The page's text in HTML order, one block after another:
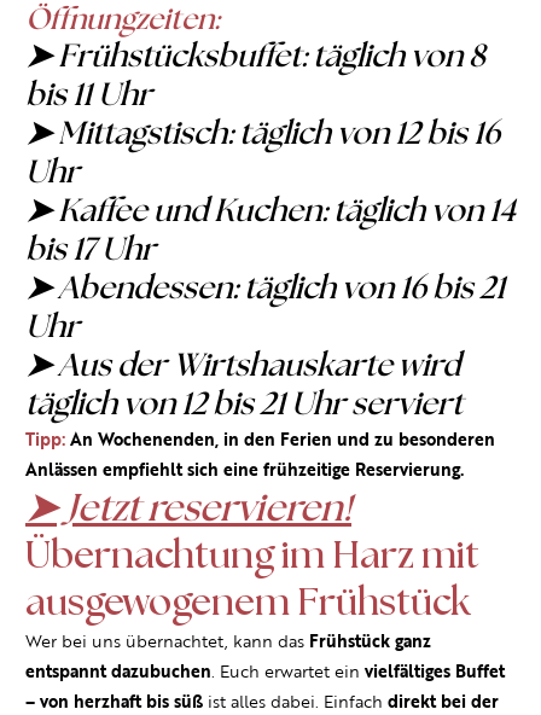
Öffnungzeiten:
➤ Frühstücksbuffet: täglich von 8
bis 11 Uhr
➤ Mittagstisch: täglich von 12 bis 16
Uhr
➤ Kaffee und Kuchen: täglich von 14
bis 17 Uhr
➤ Abendessen: täglich von 16 bis 21
Uhr
➤ Aus der Wirtshauskarte wird
täglich von 12 bis 21 Uhr serviert
Tipp: An Wochenenden, in den Ferien und zu besonderen
Anlässen empfiehlt sich eine frühzeitige Reservierung.
➤ Jetzt reservieren!
Übernachtung im Harz mit
ausgewogenem Frühstück
Wer bei uns übernachtet, kann das Frühstück ganz
entspannt dazubuchen. Euch erwartet ein vielfältiges Buffet
– von herzhaft bis süß ist alles dabei. Einfach direkt bei der